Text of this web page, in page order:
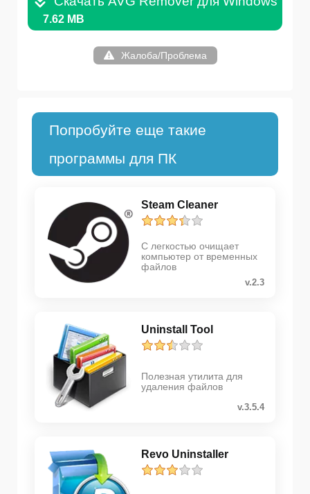
7.62 MB
Жалоба/Проблема
Попробуйте еще такие
программы для ПК
Steam Cleaner
С легкостью очищает
компьютер от временных
файлов
v.2.3
Uninstall Tool
Полезная утилита для
удаления файлов
v.3.5.4
Revo Uninstaller